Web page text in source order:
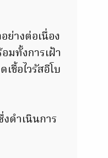
ย่างต่อเนื่อง
มทั้งการเฝ้า
ชื้อไวรัสอีโบ
ดำเนินการ